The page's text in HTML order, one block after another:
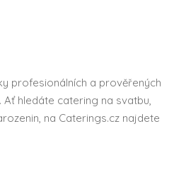
profesionálních a prověřených
hledáte catering na svatbu,
na Caterings.cz najdete